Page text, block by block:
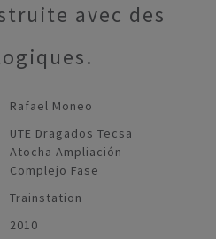
avec des
Rafael Moneo
UTE Dragados Tecsa
Atocha Ampliación
Complejo Fase
Trainstation
2010